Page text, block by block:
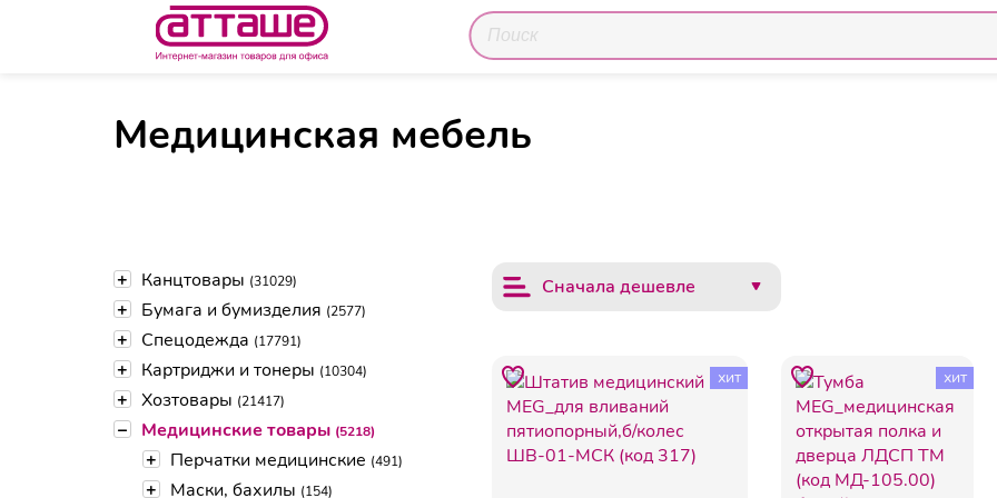
Главная Каталог товаров Медицинские товары
Медицинская мебель
+ Канцтовары (31029)
+ Бумага и бумизделия (2577)
+ Спецодежда (17791)
+ Картриджи и тонеры (10304)
+ Хозтовары (21417)
– Медицинские товары (5218)
+ Перчатки медицинские (491)
+ Маски, бахилы (154)
Сначала дешевле
хит хит